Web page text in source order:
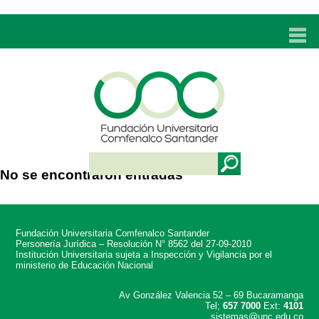
UNC
ADMISIONES
PROGRAMAS
TÉCNICOS LABORALES
BIENESTAR
BIBLIOTECA
EDUCACIÓN CONTINUA
No se encontraron entradas
Fundación Universitaria Comfenalco Santander
Personería Jurídica – Resolución N° 8562 del 27-09-2010
Institución Universitaria sujeta a Inspección y Vigilancia por el
ministerio de Educación Nacional
Av González Valencia 52 – 69 Bucaramanga
Tel; 657 7000Ext: 4101
sistemas@unc.edu.co